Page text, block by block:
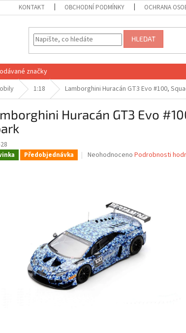
KONTAKT OBCHODNÍ PODMÍNKY OCHRANA
HLEDAT
značky
1:18 Lamborghini Huracán GT3 Evo #100,
Huracán GT3 Evo
Předobjednávka
Průměrné
5
hvězdiček.
Neohodnoceno Podrobnosti